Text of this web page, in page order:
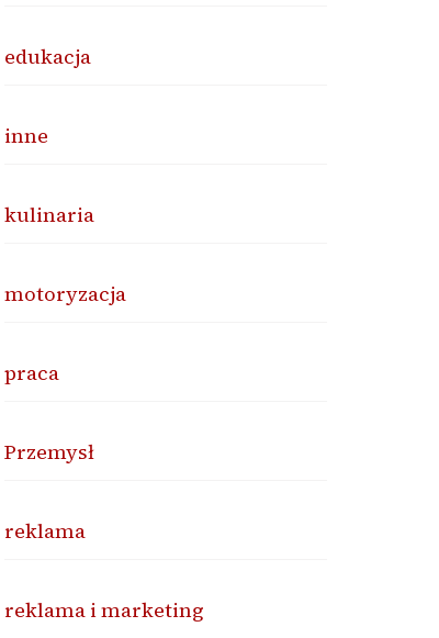
edukacja
inne
kulinaria
motoryzacja
praca
Przemysł
reklama
reklama i marketing